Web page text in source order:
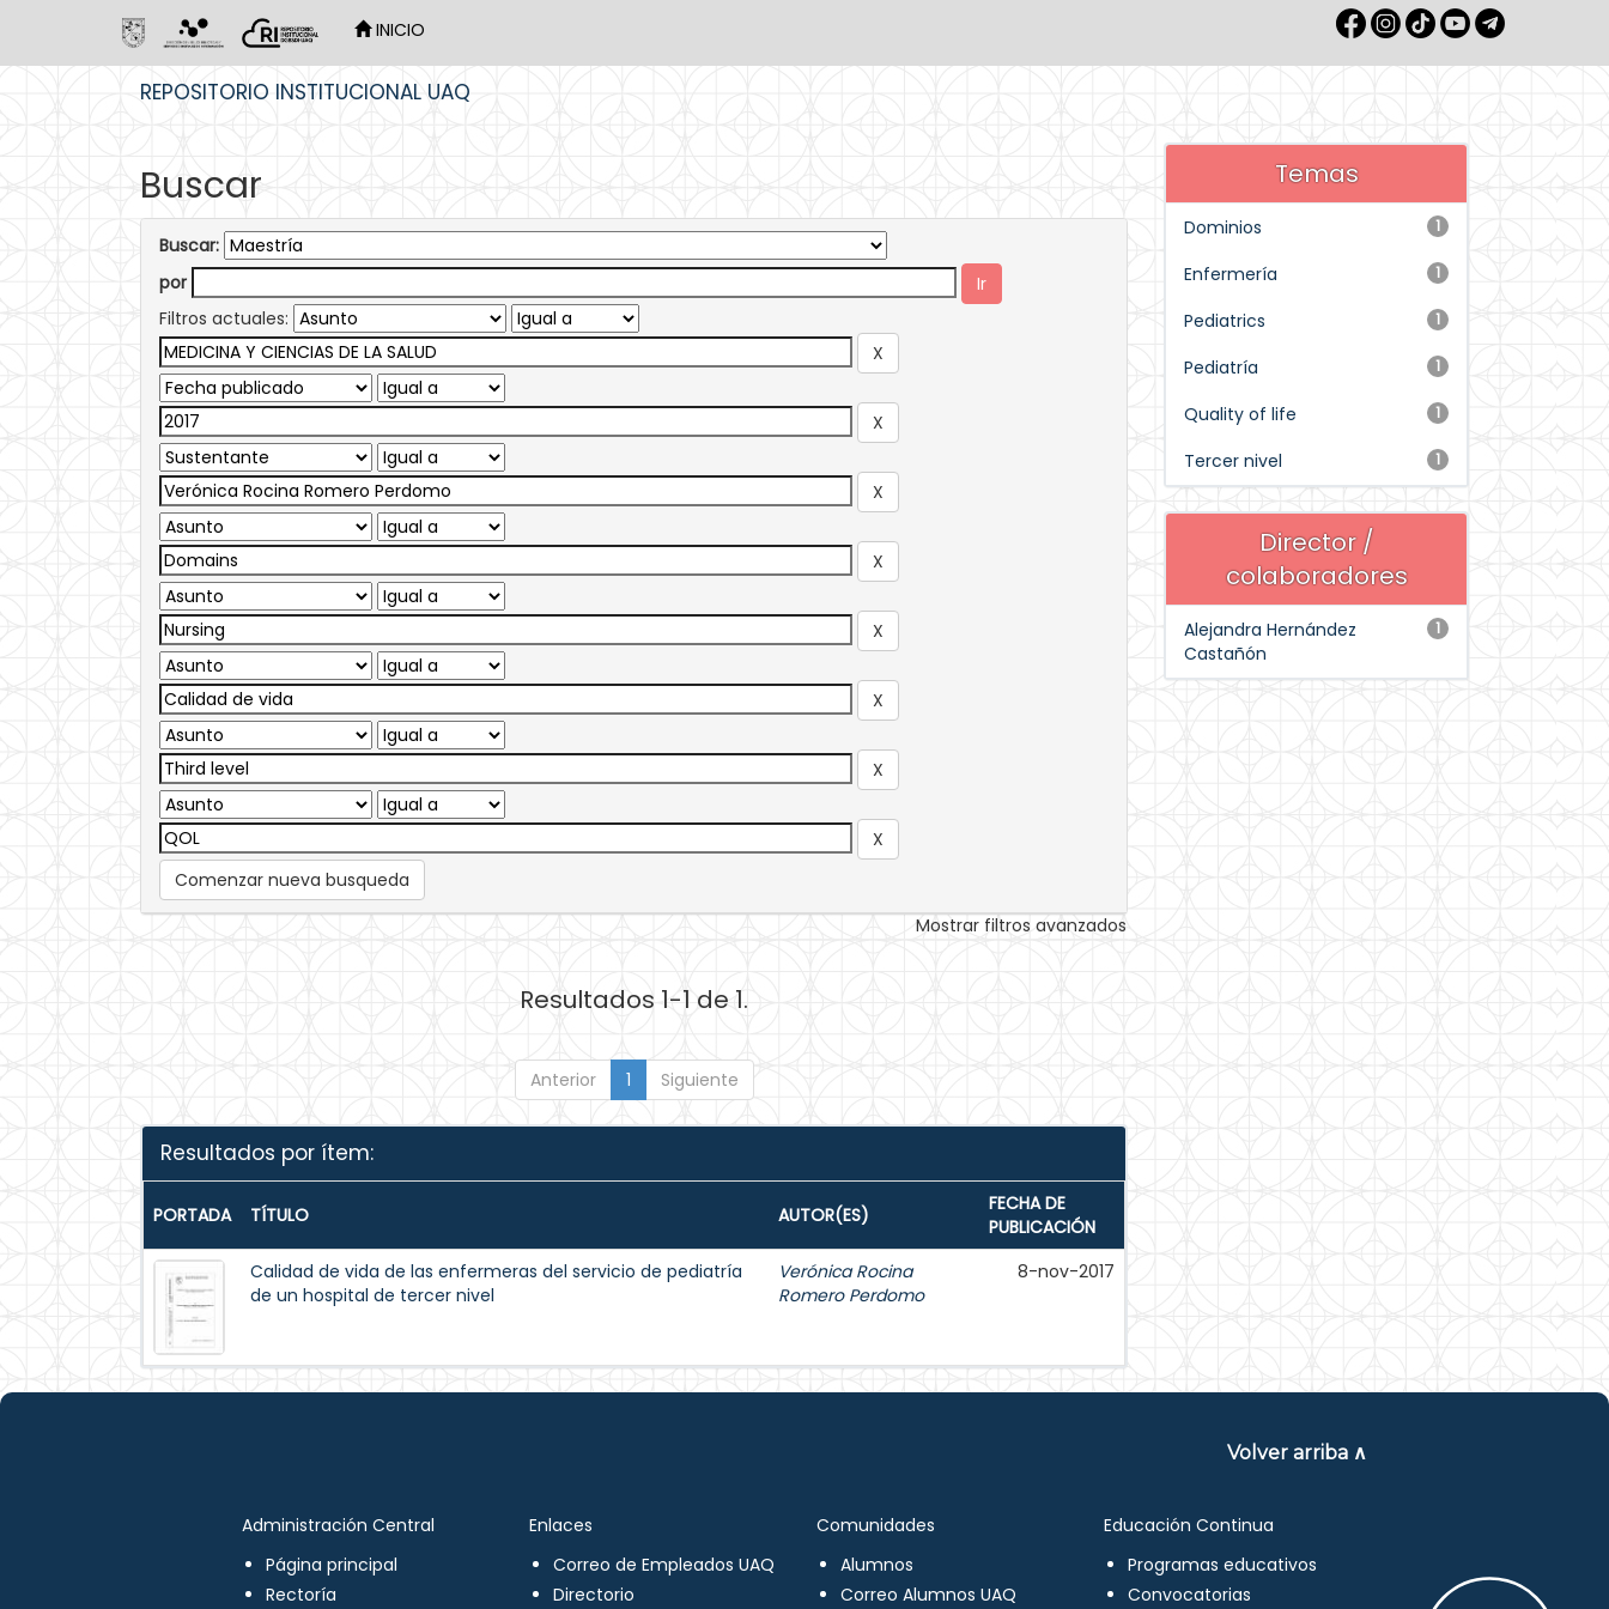
INICIO
REPOSITORIO INSTITUCIONAL UAQ
Buscar
Buscar:
por
Filtros actuales:
Comenzar nueva busqueda
Mostrar filtros avanzados
Resultados 1-1 de 1.
Anterior 1 Siguiente
Resultados por ítem:
PORTADA TÍTULO AUTOR(ES)
FECHA DE
PUBLICACIÓN
Calidad de vida de las enfermeras del servicio de pediatría
de un hospital de tercer nivel
Verónica Rocina
Romero Perdomo
8-nov-2017
Temas
1
Dominios
1
Enfermería
1
Pediatrics
1
Pediatría
1
Quality of life
1
Tercer nivel
Director /
colaboradores
1
Alejandra Hernández
Castañón
Volver arriba ∧
Administración Central
Página principal
Rectoría
Enlaces
Correo de Empleados UAQ
Directorio
Comunidades
Alumnos
Correo Alumnos UAQ
Educación Continua
Programas educativos
Convocatorias